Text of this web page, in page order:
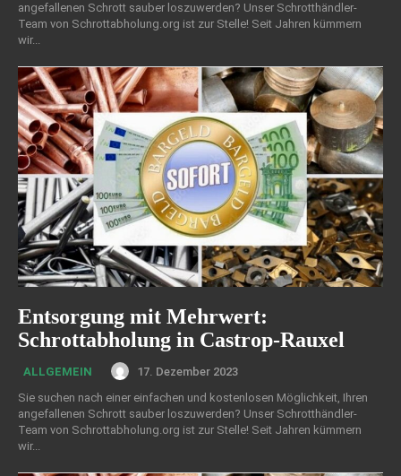
angefallenen Schrott sauber loszuwerden? Unser Schrotthändler-
Team von Schrottabholung.org ist zur Stelle! Seit Jahren kümmern
wir...
Entsorgung mit Mehrwert:
Schrottabholung in Castrop-Rauxel
ALLGEMEIN
17. Dezember 2023
Sie suchen nach einer einfachen und kostenlosen Möglichkeit, Ihren
angefallenen Schrott sauber loszuwerden? Unser Schrotthändler-
Team von Schrottabholung.org ist zur Stelle! Seit Jahren kümmern
wir...